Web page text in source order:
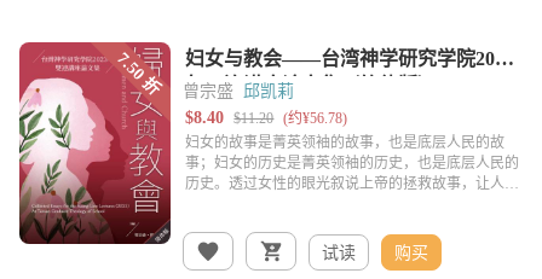
曾宗盛 邱凯莉
试读 购买